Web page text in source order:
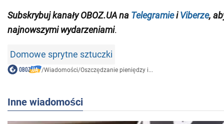
Subskrybuj kanały OBOZ.UA na TelegramieiViberze,
najnowszymi wydarzeniami.
Domowe sprytne sztuczki
/Wiadomości/Oszczędzanie pieniędzy i...
Inne wiadomości